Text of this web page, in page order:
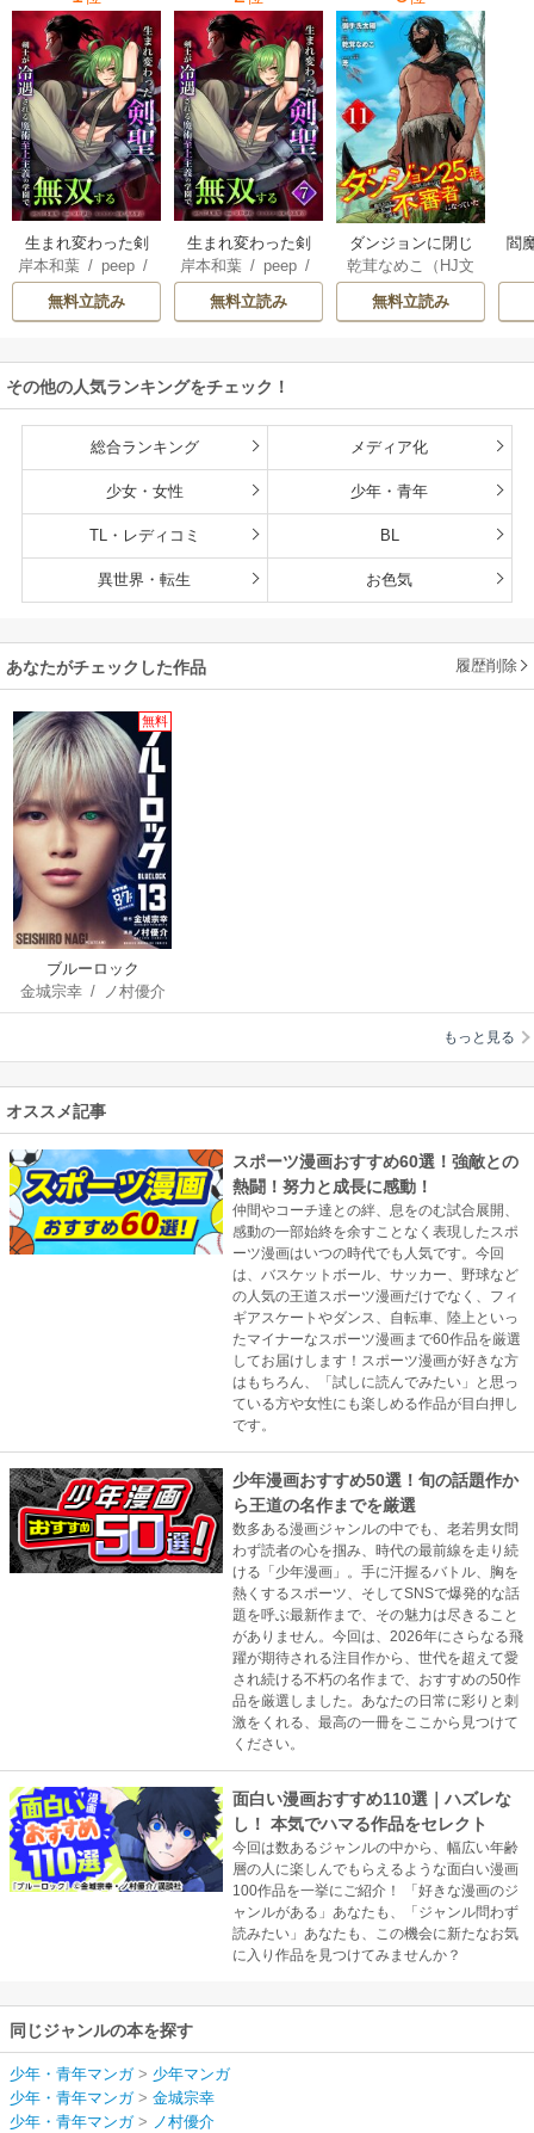
生まれ変わった剣
聖、剣士が冷遇さ
れる魔術至上主義
の学園で無双する
岸本和葉/ peep/
染野静也/桑島黎
/taskey STUDI
無料立読み
生まれ変わった剣
聖、剣士が冷遇さ
れる魔術至上主義
の学園で無双する
岸本和葉/ peep/
染野静也/桑島黎
/taskey STUDI
無料立読み
ダンジョンに閉じ
込められて25年。
救出されたときに
は立派な不審者に
版】
乾茸なめこ（HJ文
庫／ホビージャパ
ン刊）/御手洗太
無料立読み
閻
その他の人気ランキングをチェック！
総合ランキング メディア化
少女・女性 少年・青年
TL・レディコミ BL
異世界・転生 お色気
あなたがチェックした作品 履歴削除
無料
ブルーロック
金城宗幸/ ノ村優介
もっと見る
オススメ記事
スポーツ漫画おすすめ60選！強敵との
熱闘！努力と成長に感動！
仲間やコーチ達との絆、息をのむ試合展開、
感動の一部始終を余すことなく表現したスポ
ーツ漫画はいつの時代でも人気です。今回
は、バスケットボール、サッカー、野球など
の人気の王道スポーツ漫画だけでなく、フィ
ギアスケートやダンス、自転車、陸上といっ
たマイナーなスポーツ漫画まで60作品を厳選
してお届けします！スポーツ漫画が好きな方
はもちろん、「試しに読んでみたい」と思っ
ている方や女性にも楽しめる作品が目白押し
です。
少年漫画おすすめ50選！旬の話題作か
ら王道の名作までを厳選
数多ある漫画ジャンルの中でも、老若男女問
わず読者の心を掴み、時代の最前線を走り続
ける「少年漫画」。手に汗握るバトル、胸を
熱くするスポーツ、そしてSNSで爆発的な話
題を呼ぶ最新作まで、その魅力は尽きること
がありません。今回は、2026年にさらなる飛
躍が期待される注目作から、世代を超えて愛
され続ける不朽の名作まで、おすすめの50作
品を厳選しました。あなたの日常に彩りと刺
激をくれる、最高の一冊をここから見つけて
ください。
面白い漫画おすすめ110選｜ハズレな
し！ 本気でハマる作品をセレクト
今回は数あるジャンルの中から、幅広い年齢
層の人に楽しんでもらえるような面白い漫画
100作品を一挙にご紹介！ 「好きな漫画のジ
ャンルがある」あなたも、「ジャンル問わず
読みたい」あなたも、この機会に新たなお気
に入り作品を見つけてみませんか？
同じジャンルの本を探す
少年・青年マンガ> 少年マンガ
少年・青年マンガ> 金城宗幸
少年・青年マンガ> ノ村優介